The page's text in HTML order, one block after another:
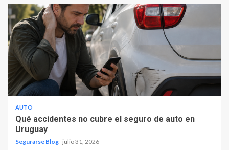
AUTO
Qué accidentes no cubre el seguro de auto en
Uruguay
Segurarse Blog julio 31, 2026